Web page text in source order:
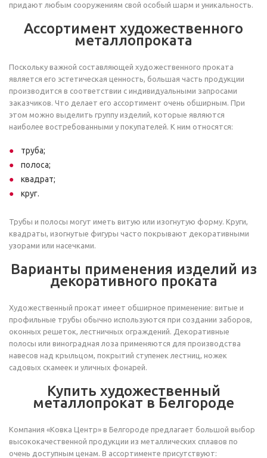
придают любым сооружениям свой особый шарм и уникальность.
Ассортимент художественного
металлопроката
Поскольку важной составляющей художественного проката
является его эстетическая ценность, большая часть продукции
производится в соответствии с индивидуальными запросами
заказчиков. Что делает его ассортимент очень обширным. При
этом можно выделить группу изделий, которые являются
наиболее востребованными у покупателей. К ним относятся:
труба;
полоса;
квадрат;
круг.
Трубы и полосы могут иметь витую или изогнутую форму. Круги,
квадраты, изогнутые фигуры часто покрывают декоративными
узорами или насечками.
Варианты применения изделий из
декоративного проката
Художественный прокат имеет обширное применение: витые и
профильные трубы обычно используются при создании заборов,
оконных решеток, лестничных ограждений. Декоративные
полосы или виноградная лоза применяются для производства
навесов над крыльцом, покрытий ступенек лестниц, ножек
садовых скамеек и уличных фонарей.
Купить художественный
металлопрокат в Белгороде
Компания «Ковка Центр» в Белгороде предлагает большой выбор
высококачественной продукции из металлических сплавов по
очень доступным ценам. В ассортименте присутствуют: